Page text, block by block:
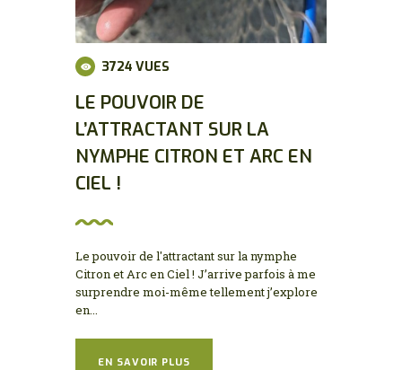
3724 VUES
LE POUVOIR DE
L’ATTRACTANT SUR LA
NYMPHE CITRON ET ARC EN
CIEL !
Le pouvoir de l'attractant sur la nymphe
Citron et Arc en Ciel ! J’arrive parfois à me
surprendre moi-même tellement j’explore
en...
EN SAVOIR PLUS